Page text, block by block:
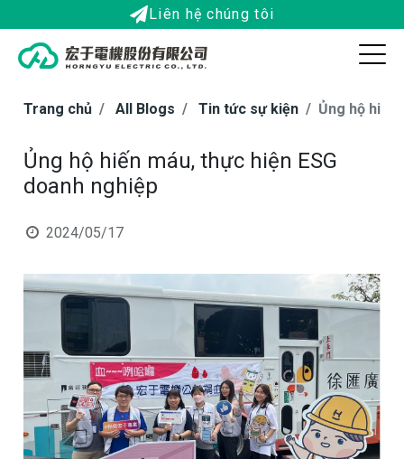
Liên hệ chúng tôi
Trang chủ All Blogs Tin tức sự kiện Ủng hộ hiến
Ủng hộ hiến máu, thực hiện ESG
doanh nghiệp
2024/05/17